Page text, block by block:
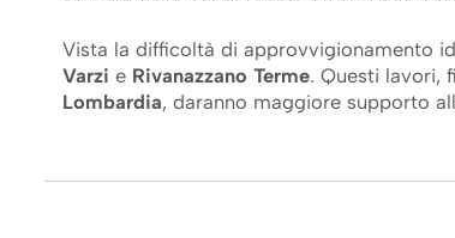
Vista la difficoltà di approvvigionamento
Varzi e Rivanazzano Terme. Questi lavori,
Lombardia, daranno maggiore supporto